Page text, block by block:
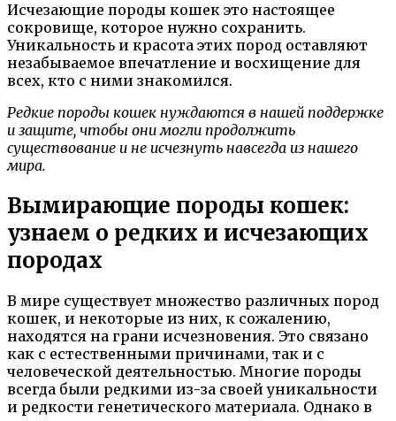
Исчезающие породы кошек это настоящее
сокровище, которое нужно сохранить.
Уникальность и красота этих пород оставляют
незабываемое впечатление и восхищение для
всех, кто с ними знакомился.
Редкие породы кошек нуждаются в нашей поддержке
и защите, чтобы они могли продолжить
существование и не исчезнуть навсегда из нашего
мира.
Вымирающие породы кошек:
узнаем о редких и исчезающих
породах
В мире существует множество различных пород
кошек, и некоторые из них, к сожалению,
находятся на грани исчезновения. Это связано
как с естественными причинами, так и с
человеческой деятельностью. Многие породы
всегда были редкими из-за своей уникальности
и редкости генетического материала. Однако в